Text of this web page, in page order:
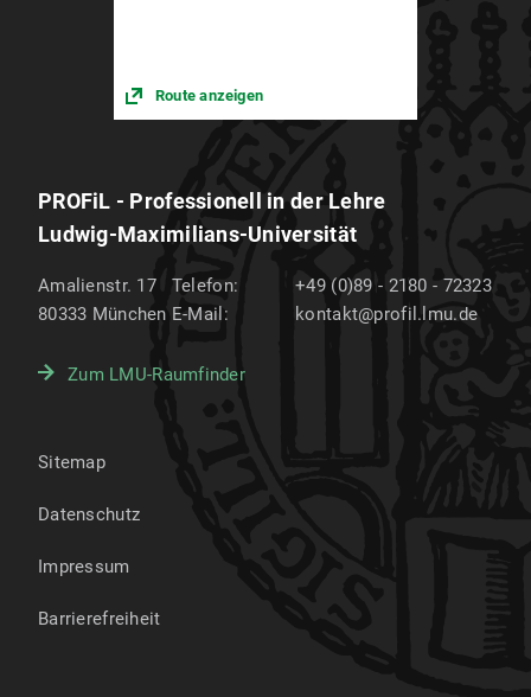
Route anzeigen
PROFiL - Professionell in der Lehre
Ludwig-Maximilians-Universität
Amalienstr. 17
80333 München
Telefon:
+49 (0)89 - 2180 - 72323
E-Mail:
kontakt@profil.lmu.de
Zum LMU-Raumfinder
Sitemap
Datenschutz
Impressum
Barrierefreiheit